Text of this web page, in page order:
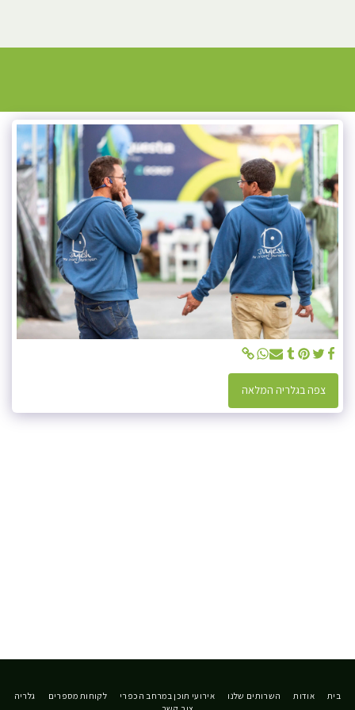
צפה בגלריה המלאה
בית אודות השרותים שלנו אירועי תוכן במרחב הכפרי לקוחות מספרים
גלריה